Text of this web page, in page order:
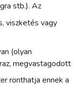
stb.). Az
viszketés vagy
(olyan
megvastagodott
ronthatja ennek a